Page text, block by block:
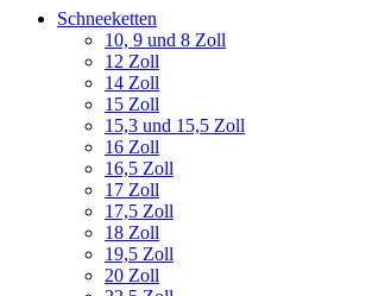
Schneeketten
10, 9 und 8 Zoll
12 Zoll
14 Zoll
15 Zoll
15,3 und 15,5 Zoll
16 Zoll
16,5 Zoll
17 Zoll
17,5 Zoll
18 Zoll
19,5 Zoll
20 Zoll